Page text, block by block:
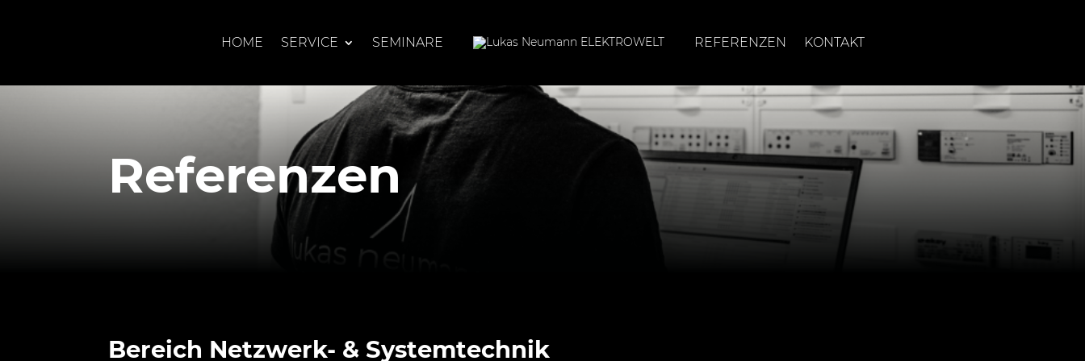
HOME SERVICE SEMINARE REFERENZEN KONTAKT
Referenzen
Bereich Netzwerk- & Systemtechnik